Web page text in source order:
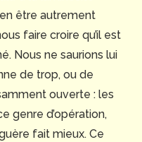
être autrement
faire croire qu’il est
Nous ne saurions lui
de trop, ou de
ouverte : les
genre d’opération,
fait mieux. Ce